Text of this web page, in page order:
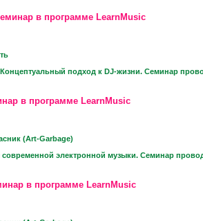
в программе LearnMusic
подход к DJ-жизни. Семинар
в программе LearnMusic
(Art-Garbage)
электронной музыки. Семинар
в программе LearnMusic